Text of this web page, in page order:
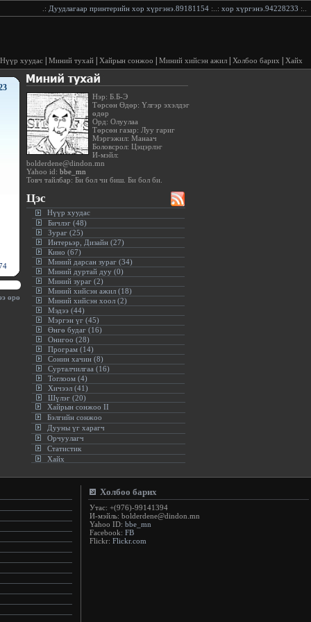
Дуудлагаар принтерийн хор хүргэнэ.89181154:..: хор хүргэнэ.94228233:..:
Нүүр хуудас Миний тухай Хайрын сонжоо Миний хийсэн ажил Холбоо барих Хайх
өрөөлд бүү хүс.(Сократ):.
Нэр: Б.Б-Э
Төрсөн Өдөр: Үлгэр эхэлдэг
өдөр
Орд: Олуулаа
Төрсөн газар: Луу гариг
Мэргэжил: Манаач
Боловсрол: Цэцэрлэг
И-мэйл:
bolderdene@dindon.mn
Yahoo id: bbe_mn
Товч тайлбар: Би бол чи биш. Би бол би.
Цэс
Нүүр хуудас
Бичлэг (48)
Зураг (25)
Интерьэр, Дизайн (27)
Кино (67)
Миний дарсан зураг (34)
Миний дуртай дуу (0)
Миний зураг (2)
Миний хийсэн ажил (18)
Миний хийсэн хоол (2)
Мэдээ (44)
Мэргэн үг (45)
Өнгө будаг (16)
Онигоо (28)
Програм (14)
Сонин хачин (8)
Сурталчилгаа (16)
Тоглоом (4)
Хичээл (41)
Шүлэг (20)
Хайрын сонжоо II
Бэлгийн сонжоо
Дууны үг харагч
Орчуулагч
Статистик
Хайх
Холбоо барих
Утас: +(976)-99141394
И-мэйль: bolderdene@dindon.mn
Yahoo ID: bbe_mn
Facebook: FB
Flickr: Flickr.com